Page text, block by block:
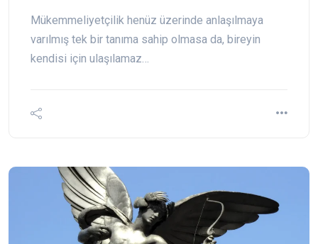
Mükemmeliyetçilik henüz üzerinde anlaşılmaya
varılmış tek bir tanıma sahip olmasa da, bireyin
kendisi için ulaşılamaz…